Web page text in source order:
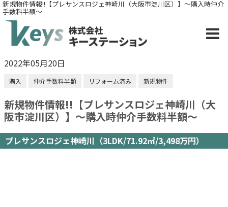
新規物件情報!!【プレサンスロジェ神崎川（大阪市淀川区）】～購入時仲介
手数料半額～
2022年05月20日
購入 仲介手数料半額 リフォーム済み 新規物件
新規物件情報!!【プレサンスロジェ神崎川（大
阪市淀川区）】～購入時仲介手数料半額～
プレサンスロジェ神崎川（3LDK/71.92㎡/3,498万円）